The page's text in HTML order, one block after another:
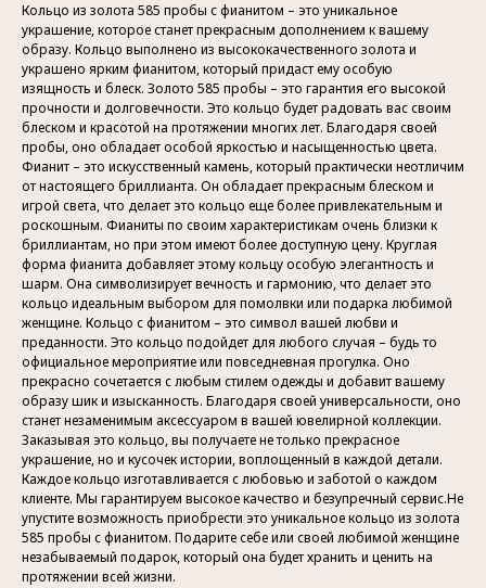
Кольцо из золота 585 пробы с фианитом – это уникальное
украшение, которое станет прекрасным дополнением к вашему
образу. Кольцо выполнено из высококачественного золота и
украшено ярким фианитом, который придаст ему особую
изящность и блеск. Золото 585 пробы – это гарантия его высокой
прочности и долговечности. Это кольцо будет радовать вас своим
блеском и красотой на протяжении многих лет. Благодаря своей
пробы, оно обладает особой яркостью и насыщенностью цвета.
Фианит – это искусственный камень, который практически неотличим
от настоящего бриллианта. Он обладает прекрасным блеском и
игрой света, что делает это кольцо еще более привлекательным и
роскошным. Фианиты по своим характеристикам очень близки к
бриллиантам, но при этом имеют более доступную цену. Круглая
форма фианита добавляет этому кольцу особую элегантность и
шарм. Она символизирует вечность и гармонию, что делает это
кольцо идеальным выбором для помолвки или подарка любимой
женщине. Кольцо с фианитом – это символ вашей любви и
преданности. Это кольцо подойдет для любого случая – будь то
официальное мероприятие или повседневная прогулка. Оно
прекрасно сочетается с любым стилем одежды и добавит вашему
образу шик и изысканность. Благодаря своей универсальности, оно
станет незаменимым аксессуаром в вашей ювелирной коллекции.
Заказывая это кольцо, вы получаете не только прекрасное
украшение, но и кусочек истории, воплощенный в каждой детали.
Каждое кольцо изготавливается с любовью и заботой о каждом
клиенте. Мы гарантируем высокое качество и безупречный сервис.Не
упустите возможность приобрести это уникальное кольцо из золота
585 пробы с фианитом. Подарите себе или своей любимой женщине
незабываемый подарок, который она будет хранить и ценить на
протяжении всей жизни.